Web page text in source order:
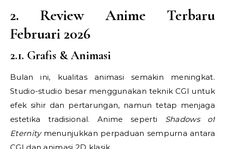
2. Review Anime Terbaru
Februari 2026
2.1. Grafis & Animasi
Bulan ini, kualitas animasi semakin meningkat.
Studio-studio besar menggunakan teknik CGI untuk
efek sihir dan pertarungan, namun tetap menjaga
estetika tradisional. Anime seperti Shadows of
Eternitymenunjukkan perpaduan sempurna antara